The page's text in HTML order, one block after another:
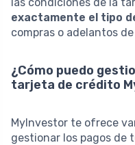
exactamente el tipo
compras o adelantos
¿Cómo puedo
tarjeta de crédito
MyInvestor te ofrece
gestionar los pagos de